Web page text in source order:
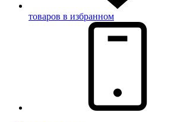
товаров в избранном